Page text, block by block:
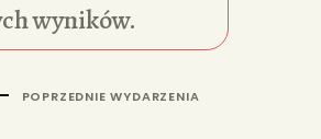
wyników.
POPRZEDNIE WYDARZENIA